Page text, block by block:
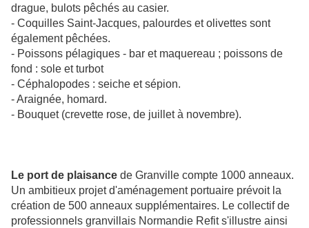
drague, bulots pêchés au casier.
- Coquilles Saint-Jacques, palourdes et olivettes sont
également pêchées.
- Poissons pélagiques - bar et maquereau ; poissons de
fond : sole et turbot
- Céphalopodes : seiche et sépion.
- Araignée, homard.
- Bouquet (crevette rose, de juillet à novembre).
Le port de plaisance de Granville compte 1000 anneaux.
Un ambitieux projet d'aménagement portuaire prévoit la
création de 500 anneaux supplémentaires. Le collectif de
professionnels granvillais Normandie Refit s'illustre ainsi